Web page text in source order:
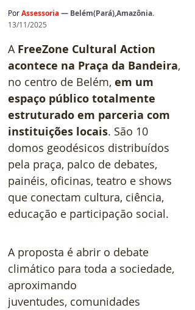
PorAssessoria— Belém(Pará),Amazônia.
13/11/2025
A FreeZone Cultural Action
acontece na Praça da Bandeira,
no centro de Belém, em um
espaço público totalmente
estruturado em parceria com
instituições locais. São 10
domos geodésicos distribuídos
pela praça, palco de debates,
painéis, oficinas, teatro e shows
que conectam cultura, ciência,
educação e participação social.
A proposta é abrir o debate
climático para toda a sociedade,
aproximando
juventudes, comunidades